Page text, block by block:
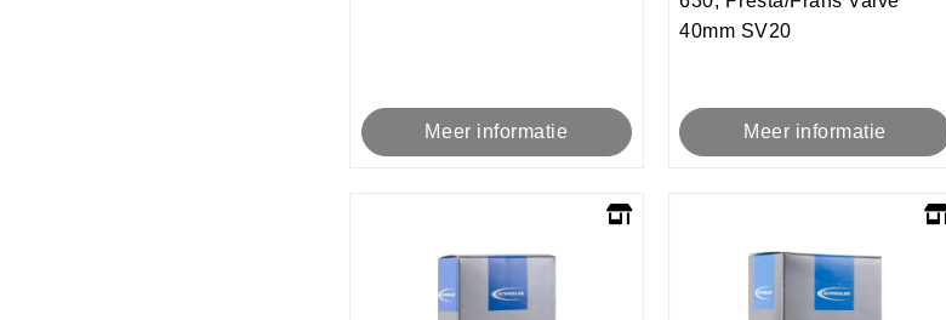
Meer informatie
40mm SV20
Meer informatie